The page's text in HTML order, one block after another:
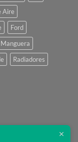
Aire
Ford
Manguera
Radiadores